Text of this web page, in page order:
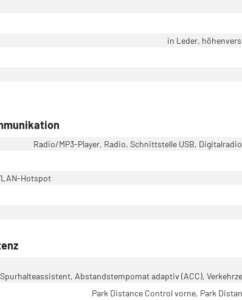
in Leder,
Radio/MP3-Player, Radio, Schnittstelle USB,
Hotspot
Abstandstempomat adaptiv (ACC),
Park Distance Control vorne, Park